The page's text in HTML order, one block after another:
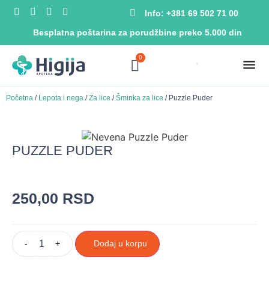
Besplatna poštarina za porudžbine preko 5.000 din
Info: +381 69 502 71 00
0
Početna / Lepota i nega /Za lice /Šminka za lice / Puzzle Puder
PUZZLE PUDER
250,00 RSD
- + Dodaj u korpu